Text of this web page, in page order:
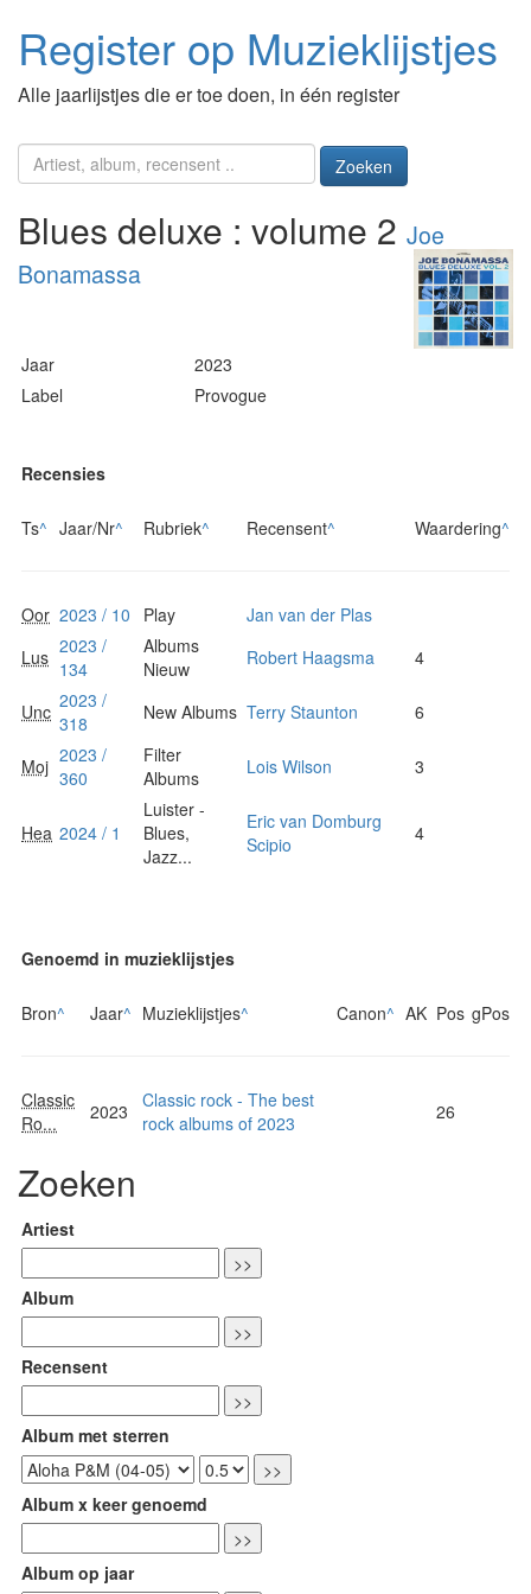
Register op Muzieklijstjes
Alle jaarlijstjes die er toe doen, in één register
Zoeken
Blues deluxe : volume 2 Joe
Bonamassa
Jaar
2023
Label
Provogue
Recensies
Ts^ Jaar/Nr^ Rubriek^ Recensent^ Waardering^
Oor 2023 / 10 Play
Jan van der Plas
Lus 2023 /
134
Albums
Nieuw
Robert Haagsma 4
Unc 2023 /
318
New Albums Terry Staunton 6
Moj 2023 /
360
Filter
Albums
Lois Wilson 3
Hea 2024 / 1
Luister -
Blues,
Jazz...
Eric van Domburg
Scipio
4
Genoemd in muzieklijstjes
Bron^ Jaar^ Muzieklijstjes^ Canon^ AK Pos gPos
Classic
Ro...
2023
Classic rock - The best
rock albums of 2023
26
Zoeken
Artiest
Album
Recensent
Album met sterren
Album x keer genoemd
Album op jaar